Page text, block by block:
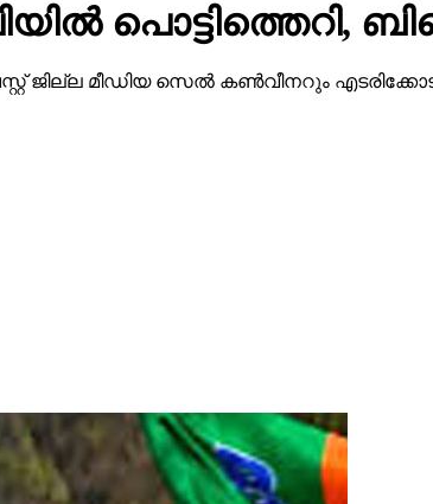
പൊട്ടിത്തെറി,
വെസ്റ്റ് ജില്ല മീഡിയ സെല്‍ കണ്‍വീനറും